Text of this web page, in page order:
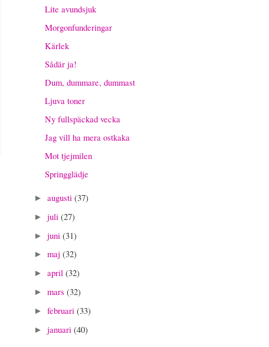
Lite avundsjuk
Morgonfunderingar
Kärlek
Sådär ja!
Dum, dummare, dummast
Ljuva toner
Ny fullspäckad vecka
Jag vill ha mera ostkaka
Mot tjejmilen
Springglädje
► augusti (37)
► juli (27)
► juni (31)
► maj (32)
► april (32)
► mars (32)
► februari (33)
► januari (40)